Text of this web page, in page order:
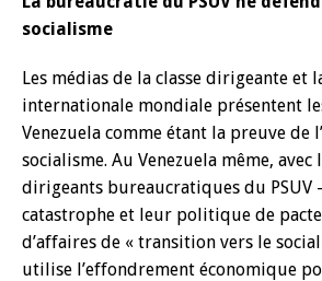
socialisme
Les médias de la classe dirigeante et
internationale mondiale présentent
Venezuela comme étant la preuve de
socialisme. Au Venezuela même, avec
dirigeants bureaucratiques du
catastrophe et leur politique de
d’affaires de « transition vers le
utilise l’effondrement économique